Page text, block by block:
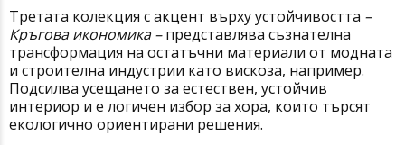
Третата колекция с акцент върху устойчивостта –
Кръгова икономика –представлява съзнателна
трансформация на остатъчни материали от модната
и строителна индустрии като вискоза, например.
Подсилва усещането за естествен, устойчив
интериор и е логичен избор за хора, които търсят
екологично ориентирани решения.